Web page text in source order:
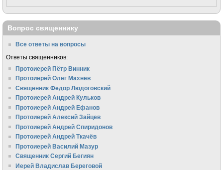
Вопрос священнику
Все ответы на вопросы
Ответы священников:
Протоиерей Пётр Винник
Протоиерей Олег Махнёв
Священник Федор Людоговский
Протоиерей Андрей Кульков
Протоиерей Андрей Ефанов
Протоиерей Алексий Зайцев
Протоиерей Андрей Спиридонов
Протоиерей Андрей Ткачёв
Протоиерей Василий Мазур
Священник Сергий Бегиян
Иерей Владислав Береговой